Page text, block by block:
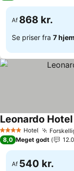
Af 868 kr.
Se priser fra 7
4 StjernerHotel
Leonardo
8,0 Meget godt
Af 540 kr.